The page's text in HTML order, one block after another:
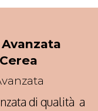
di qualità a